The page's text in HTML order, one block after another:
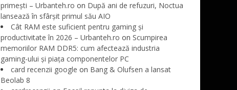
primești – Urbanteh.ro on După ani de refuzuri, Noctua
lansează în sfârșit primul său AIO
Cât RAM este suficient pentru gaming și
productivitate în 2026 – Urbanteh.ro on Scumpirea
memoriilor RAM DDR5: cum afectează industria
gaming-ului și piața componentelor PC
card recenzii google on Bang & Olufsen a lansat
Beolab 8